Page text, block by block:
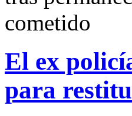
cometido
El ex
para